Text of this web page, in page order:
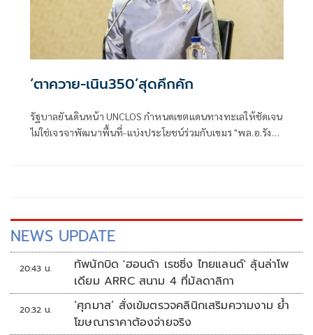
‘ตาควาย-เนิน350’สุดคึกคัก
รัฐบาลยันเดินหน้า UNCLOS กำหนดเขตแดนทางทะเลให้ชัดเจน
ไม่ใช่เจรจาพัฒนาพื้นที่-แบ่งประโยชน์ร่วมกับเขมร "พล.อ.รังษี"
NEWS UPDATE
20:43 น.
ทัพนักบิด 'ฮอนด้า เรซซิ่ง ไทยแลนด์' ลุ้นล่าโพ
เดียม ARRC สนาม 4 ที่มัลดาลิกา
20:32 น.
‘ศุภมาส’ สั่งเข้มตรวจคลินิกเสริมความงาม ย้ำ
โฆษณาราคาต้องจ่ายจริง